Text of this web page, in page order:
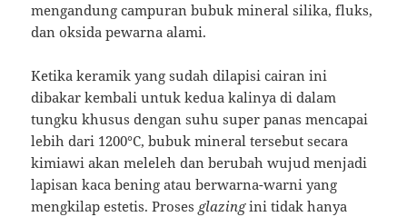
mengandung campuran bubuk mineral silika, fluks,
dan oksida pewarna alami.
Ketika keramik yang sudah dilapisi cairan ini
dibakar kembali untuk kedua kalinya di dalam
tungku khusus dengan suhu super panas mencapai
lebih dari 1200°C, bubuk mineral tersebut secara
kimiawi akan meleleh dan berubah wujud menjadi
lapisan kaca bening atau berwarna-warni yang
mengkilap estetis. Proses glazingini tidak hanya